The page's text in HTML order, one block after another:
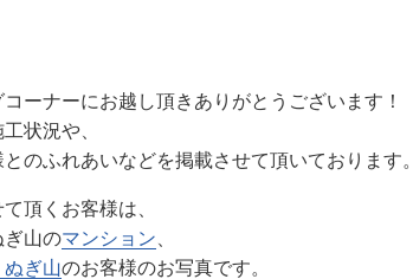
ーナーにお越し頂きありがとうございます！
状況や、
のふれあいなどを掲載させて頂いております。
頂くお客様は、
ぎ山のマンション
ぬぎ山のお客様のお写真です。